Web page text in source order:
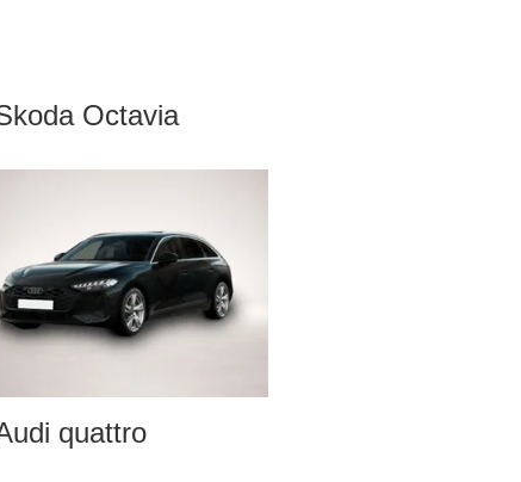
Octavia
quattro